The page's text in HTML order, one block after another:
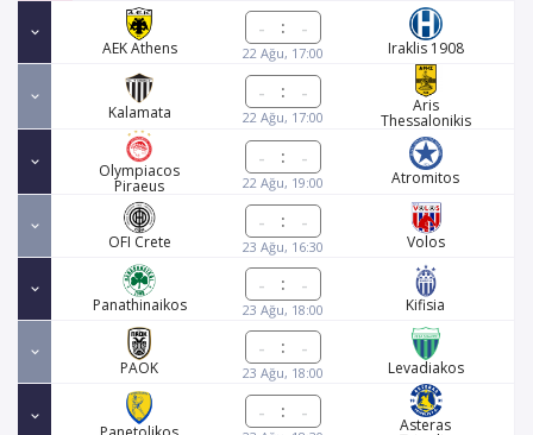
AEK Athens
:
22 Ağu, 17:00 Iraklis 1908
Kalamata
:
22 Ağu, 17:00
Aris
Thessalonikis
Olympiacos
Piraeus
:
22 Ağu, 19:00 Atromitos
OFI Crete
:
23 Ağu, 16:30 Volos
Panathinaikos
:
23 Ağu, 18:00 Kifisia
PAOK
:
23 Ağu, 18:00 Levadiakos
:
Asteras